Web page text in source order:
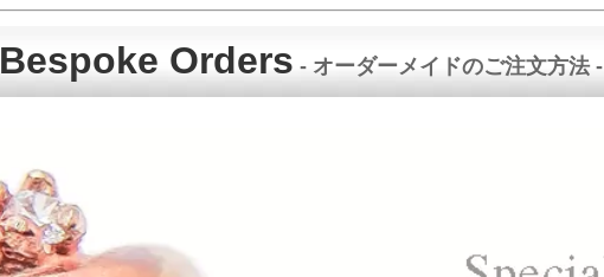
Bespoke Orders - オーダーメイドのご注文方法 -